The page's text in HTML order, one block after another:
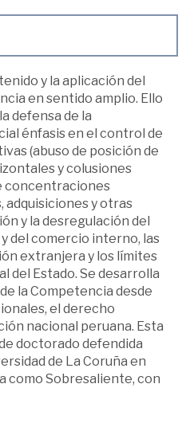
y la aplicación del
en sentido amplio. Ello
defensa de la
énfasis en el control de
(abuso de posición de
y colusiones
concentraciones
adquisi­ciones y otras
y la desregulación del
del comercio interno, las
extranjera y los límites
del Estado. Se desarrolla
la Competencia desde
el derecho
nacional peruana. Esta
doctorado defendida
de La Coruña en
como Sobresaliente, con